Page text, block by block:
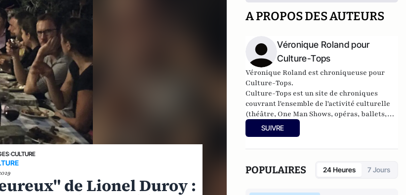
›CULTURE
de Lionel Duroy :
A PROPOS DES AUTEURS
Véronique Roland pour
Culture-Tops
Véronique Roland est chroniqueuse pour
Culture-Tops.
Culture-Tops est un site de chroniques
couvrant l'ensemble de l'activité culturelle
(théâtre, One Man Shows, opéras, ballets,
spectacles divers, cinéma, expos, livres,
etc.).
SUIVRE
POPULAIRES 24 Heures 7 Jours